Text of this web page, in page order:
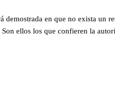
en que no exista un
ellos los que confieren la